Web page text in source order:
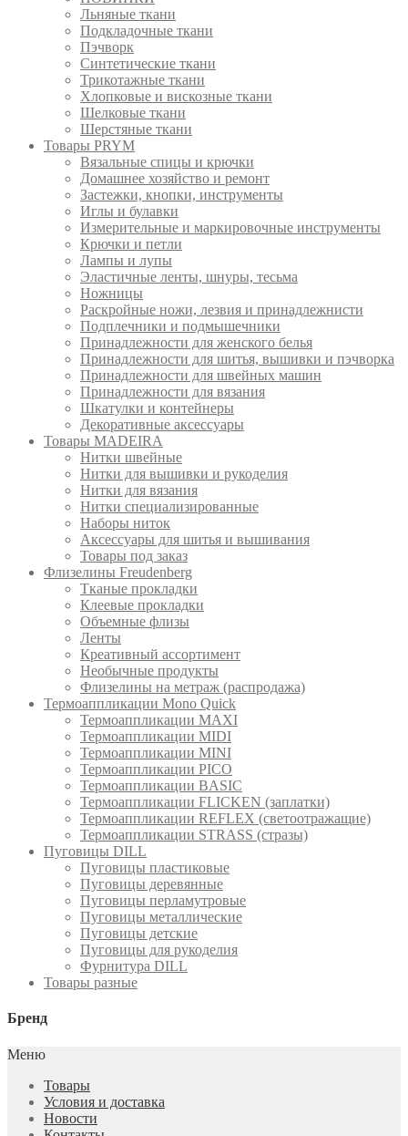
Льняные ткани
Подкладочные ткани
Пэчворк
Синтетические ткани
Трикотажные ткани
Хлопковые и вискозные ткани
Шелковые ткани
Шерстяные ткани
Товары PRYM
Вязальные спицы и крючки
Домашнее хозяйство и ремонт
Застежки, кнопки, инструменты
Иглы и булавки
Измерительные и маркировочные инструменты
Крючки и петли
Лампы и лупы
Эластичные ленты, шнуры, тесьма
Ножницы
Раскройные ножи, лезвия и принадлежнисти
Подплечники и подмышечники
Принадлежности для женского белья
Принадлежности для шитья, вышивки и пэчворка
Принадлежности для швейных машин
Принадлежности для вязания
Шкатулки и контейнеры
Декоративные аксессуары
Товары MADEIRA
Нитки швейные
Нитки для вышивки и рукоделия
Нитки для вязания
Нитки специализированные
Наборы ниток
Аксессуары для шитья и вышивания
Товары под заказ
Флизелины Freudenberg
Тканые прокладки
Клеевые прокладки
Объемные флизы
Ленты
Креативный ассортимент
Необычные продукты
Флизелины на метраж (распродажа)
Термоаппликации Mono Quick
Термоаппликации MAXI
Термоаппликации MIDI
Термоаппликации MINI
Термоаппликации PICO
Термоаппликации BASIC
Термоаппликации FLICKEN (заплатки)
Термоаппликации REFLEX (светоотражащие)
Термоаппликации STRASS (стразы)
Пуговицы DILL
Пуговицы пластиковые
Пуговицы деревянные
Пуговицы перламутровые
Пуговицы металлические
Пуговицы детские
Пуговицы для рукоделия
Фурнитура DILL
Товары разные
Бренд
Меню
Товары
Условия и доставка
Новости